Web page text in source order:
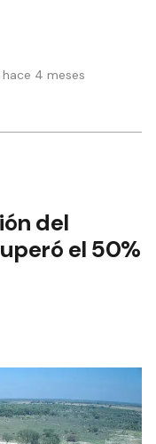
4 meses
del
el 50%